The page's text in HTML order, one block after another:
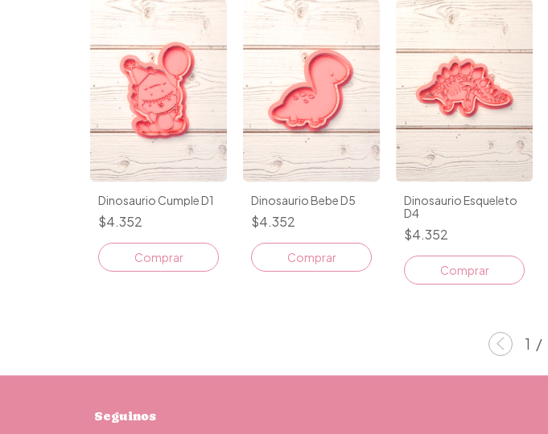
Dinosaurio Cumple D1
$4.352
Comprar
Dinosaurio Bebe D5
$4.352
Comprar
Dinosaurio Esqueleto
D4
$4.352
Comprar
1 /
Seguinos